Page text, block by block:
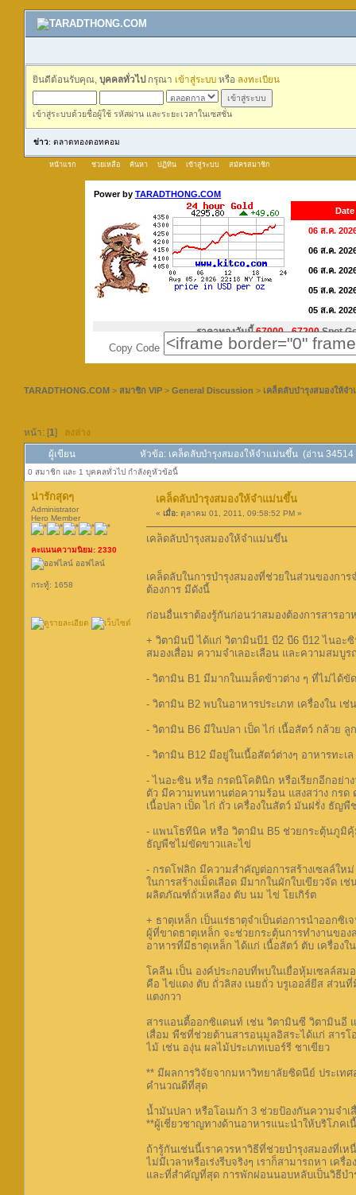
ยินดีต้อนรับคุณ, บุคคลทั่วไป กรุณา เข้าสู่ระบบ หรือ ลงทะเบียน
เข้าสู่ระบบด้วยชื่อผู้ใช้ รหัสผ่าน และระยะเวลาในเซสชั่น
ข่าว: ตลาดทองดอทคอม
หน้าแรก ช่วยเหลือ ค้นหา ปฏิทิน เข้าสู่ระบบ สมัครสมาชิก
Copy Code
TARADTHONG.COM > สมาชิก VIP > General Discussion > เคล็ดลับบำรุงสมองให้จ
หน้า: [1] ลงล่าง
ผู้เขียน หัวข้อ: เคล็ดลับบำรุงสมองให้จำแม่นขึ้น (อ่าน 34514
0 สมาชิก และ 1 บุคคลทั่วไป กำลังดูหัวข้อนี้
น่ารักสุดๆ
Administrator
Hero Member
คะแนนความนิยม: 2330
ออฟไลน์
กระทู้: 1658
เคล็ดลับบำรุงสมองให้จำแม่นขึ้น
« เมื่อ: ตุลาคม 01, 2011, 09:58:52 PM »
เคล็ดลับบำรุงสมองให้จำแม่นขึ้น
เคล็ดลับในการบำรุงสมองที่ช่วยในส่วนของกา
ต้องการ มีดังนี้
ก่อนอื่นเราต้องรู้กันก่อนว่าสมองต้องการสารอา
+ วิตามินบี ได้แก่ วิตามินบี1 บี2 บี6 บี12 ไนอ
สมองเสื่อม ความจำเลอะเลือน และความสมบู
- วิตามิน B1 มีมากในเมล็ดข้าวต่าง ๆ ที่ไม่ได้
- วิตามิน B2 พบในอาหารประเภท เครื่องใน เ
- วิตามิน B6 มีในปลา เป็ด ไก่ เนื้อสัตว์ กล้วย
- วิตามิน B12 มีอยู่ในเนื้อสัตว์ต่างๆ อาหารทะ
- ไนอะซิน หรือ กรดนิโคตินิก หรือเรียกอีกอย่า
ตัว มีความทนทานต่อความร้อน แสงสว่าง กรด
เนื้อปลา เป็ด ไก่ ถั่ว เครื่องในสัตว์ มันฝรั่ง ธัญ
- แพนโธทีนิค หรือ วิตามิน B5 ช่วยกระตุ้นภูมิคุ้
ธัญพืชไม่ขัดขาวและไข่
- กรดโฟลิก มีความสำคัญต่อการสร้างเซลล์ให
ในการสร้างเม็ดเลือด มีมากในผักใบเขียวจัด
ผลิตภัณฑ์ถั่วเหลือง ตับ นม ไข่ โยเกิร์ต
+ ธาตุเหล็ก เป็นแร่ธาตุจำเป็นต่อการนำออกซิ
ผู้ที่ขาดธาตุเหล็ก จะช่วยกระตุ้นการทำงานขอ
อาหารที่มีธาตุเหล็ก ได้แก่ เนื้อสัตว์ ตับ เครื่องใ
โคลีน เป็น องค์ประกอบที่พบในเยื่อหุ้มเซลล์ส
คือ ไข่แดง ตับ ถั่วลิสง เนยถั่ว บรูเออส์ยีส ส่ว
แตงกวา
สารแอนตี้ออกซิแดนท์ เช่น วิตามินซี วิตามินอี แ
เสื่อม พืชที่ช่วยต้านสารอนุมูลอิสระได้แก่ สาร
ไม้ เช่น องุ่น ผลไม้ประเภทเบอร์รี ชาเขียว
** มีผลการวิจัยจากมหาวิทยาลัยซิดนีย์ ประเท
คำนวณดีที่สุด
น้ำมันปลา หรือโอเมก้า 3 ช่วยป้องกันความจำ
**ผู้เชี่ยวชาญทางด้านอาหารแนะนำให้บริโภคเ
ถ้ารู้กันเช่นนี้เราควรหาวิธีที่ช่วยบำรุงสมองที่
ไม่มีเวลาหรือเร่งรีบจริงๆ เราก็สามารถหา เ
และที่สำคัญที่สุด การพักผ่อนนอบหลับเป็นวิธีบำ